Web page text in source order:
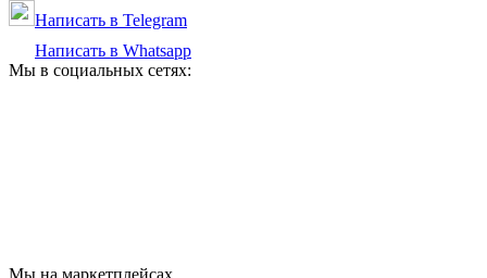
Написать в Telegram
Написать в Whatsapp
Мы в социальных сетях:
Мы на маркетплейсах